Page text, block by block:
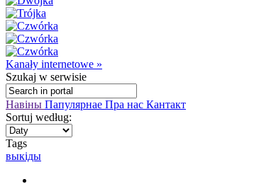
Kanały internetowe »
Szukaj w serwisie
Навіны Папулярнае Пра нас Кантакт
Sortuj według:
Tags
выкіды